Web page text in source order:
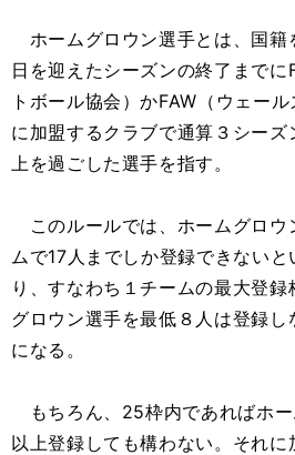
ホームグロウン選手とは、国籍
日を迎えたシーズンの終了までに
トボール協会）かFAW（ウェール
に加盟するクラブで通算３シー
上を過ごした選手を指す。
このルールでは、ホームグロウ
ムで17人までしか登録できない
り、すなわち１チームの最大登
グロウン選手を最低８人は登録し
になる。
もちろん、25枠内であればホ
以上登録しても構わない。それ